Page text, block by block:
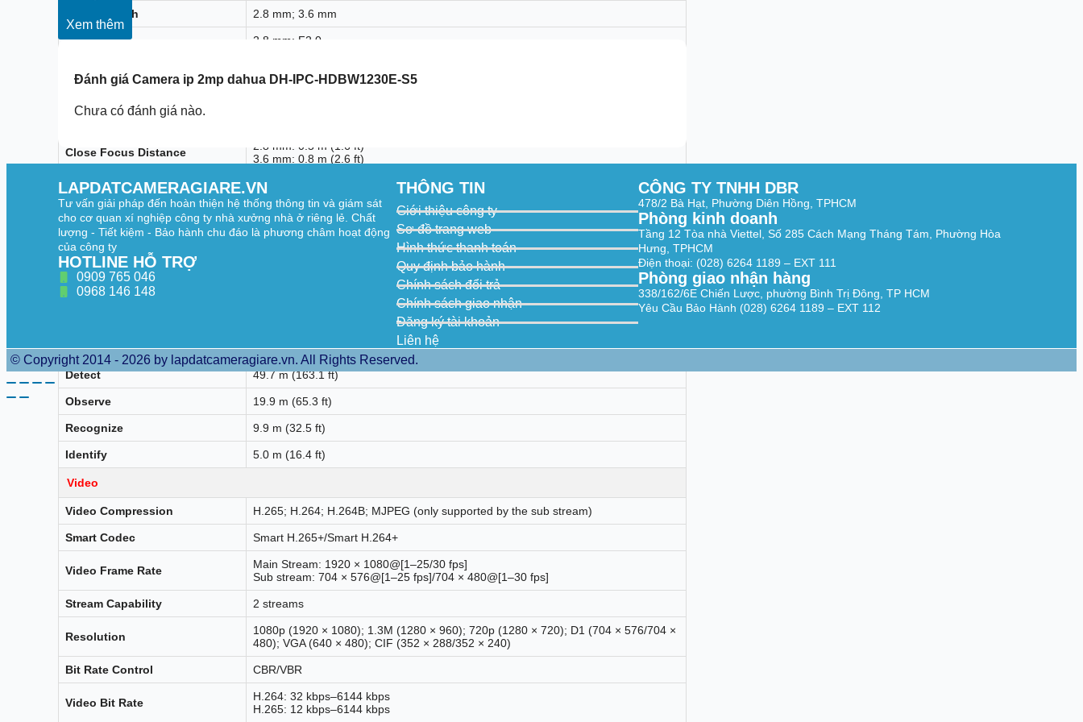
Focal Length 2.8 mm; 3.6 mm
2.8 mm: F2.0
Field of View
2.8 mm: Horizontal: 102°, Vertical: 54°, Diagonal: 120°
Iris Control
Close Focus Distance
2.8 mm: 0.5 m (1.6 ft)
3.6 mm: 0.8 m (2.6 ft)
DORI Distance
Lens 2.8 mm
Detect 38.6 m (126.6 ft)
Observe
Recognize
Lens 3.6 mm
Detect 49.7 m (163.1 ft)
Observe 19.9 m (65.3 ft)
Recognize 9.9 m (32.5 ft)
Identify 5.0 m (16.4 ft)
Video
Video Compression H.265; H.264; H.264B; MJPEG (only supported by the sub stream)
Smart Codec Smart H.265+/Smart H.264+
Video Frame Rate
Main Stream: 1920 × 1080@[1–25/30 fps]
Sub stream: 704 × 576@[1–25 fps]/704 × 480@[1–30 fps]
Stream Capability 2 streams
Resolution
1080p (1920 × 1080); 1.3M (1280 × 960); 720p (1280 × 720); D1 (704 × 576/704 ×
480); VGA (640 × 480); CIF (352 × 288/352 × 240)
Bit Rate Control CBR/VBR
Video Bit Rate
H.264: 32 kbps–6144 kbps
H.265: 12 kbps–6144 kbps
Xem thêm
Đánh giá Camera ip 2mp dahua DH-IPC-HDBW1230E-S5
Chưa có đánh giá nào.
LAPDATCAMERAGIARE.VN
Tư vấn giải pháp đến hoàn thiện hệ thống thông tin và giám sát
cho cơ quan xí nghiệp công ty nhà xưởng nhà ở riêng lẻ. Chất
lượng - Tiết kiệm - Bảo hành chu đáo là phương châm hoạt động
của công ty
HOTLINE HỖ TRỢ
0909 765 046
0968 146 148
THÔNG TIN
Giới thiệu công ty
Sơ đồ trang web
Hình thức thanh toán
Quy định bảo hành
Chính sách đổi trả
Chính sách giao nhận
Đăng ký tài khoản
Liên hệ
CÔNG TY TNHH DBR
478/2 Bà Hạt, Phường Diên Hồng, TPHCM
Phòng kinh doanh
Tầng 12 Tòa nhà Viettel, Số 285 Cách Mạng Tháng Tám, Phường Hòa
Hưng, TPHCM
Điện thoại: (028) 6264 1189 – EXT 111
Phòng giao nhận hàng
338/162/6E Chiến Lược, phường Bình Trị Đông, TP HCM
Yêu Cầu Bảo Hành (028) 6264 1189 – EXT 112
© Copyright 2014 - 2026 by lapdatcameragiare.vn. All Rights Reserved.